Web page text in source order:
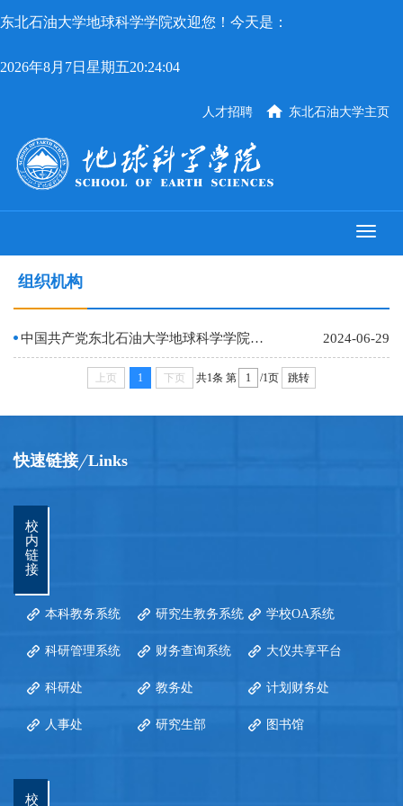
东北石油大学地球科学学院欢迎您！今天是：
2026年8月7日星期五20:24:05
东北石油大学主页
人才招聘
组织机构
中国共产党东北石油大学地球科学学院委员会 2024-06-29
上页 1 下页 共1条 第 /1页 跳转
快速链接 Links
校
内
链
接
本科教务系统 研究生教务系统 学校OA系统
科研管理系统 财务查询系统 大仪共享平台
科研处 教务处 计划财务处
人事处 研究生部 图书馆
校